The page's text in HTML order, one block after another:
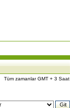
Tüm zamanlar GMT + 3 Saat